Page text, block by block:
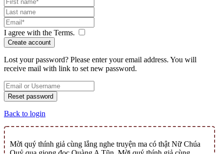
I agree with the Terms.
Create account
Lost your password? Please enter your email address. You will
receive mail with link to set new password.
Reset password
Back to login
Mời quý thính giả cùng lắng nghe truyện ma có thật Nữ Chúa